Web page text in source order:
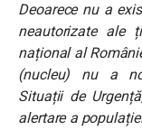
Deoarece nu a
neautorizate ale
național al
(nucleu) nu a
Situații de
alertare a